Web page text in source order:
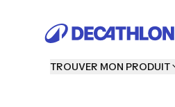
TROUVER MON PRODUIT